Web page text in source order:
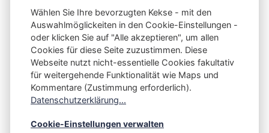
S3N🧩NET
Integrating Open-Source Blog Network (iOSBN)
Impressum
Kontakt
Wählen Sie Ihre bevorzugten Kekse - mit den
Auswahlmöglickeiten in den Cookie-Einstellungen -
oder klicken Sie auf "Alle akzeptieren", um allen
Cookies für diese Seite zuzustimmen. Diese
Webseite nutzt nicht-essentielle Cookies fakultativ
für weitergehende Funktionalität wie Maps und
Kommentare (Zustimmung erforderlich).
Datenschutzerklärung...
Cookie-Einstellungen verwalten